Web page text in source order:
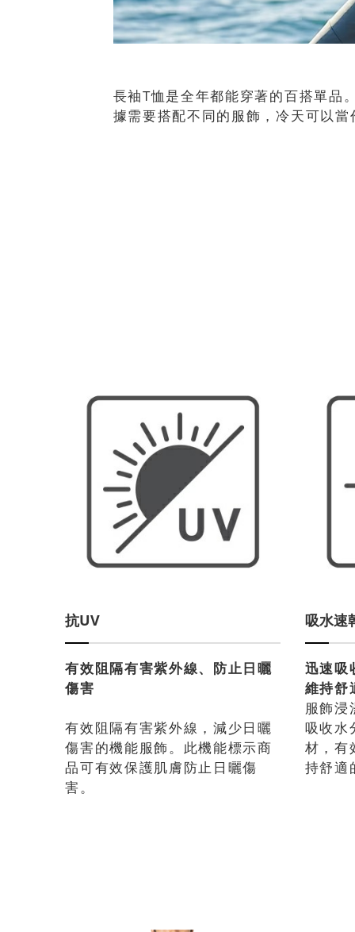
長袖T恤是全年都能穿著的百搭單品
據需要搭配不同的服飾，冷天可以
抗UV
有效阻隔有害紫外線、防止日曬
傷害
有效阻隔有害紫外線，減少日曬
傷害的機能服飾。此機能標示商
品可有效保護肌膚防止日曬傷
害。
吸水速
迅速吸
維持舒
服飾浸
吸收水
材，有
持舒適